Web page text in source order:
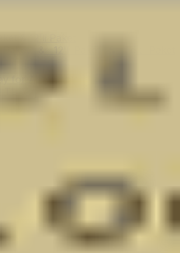
& 12'li Paket
Paket   &   12'li Paket   &
for Astigmatism
1-Day for Astigmatism
& 12'li Paket
&   12'li Paket   &